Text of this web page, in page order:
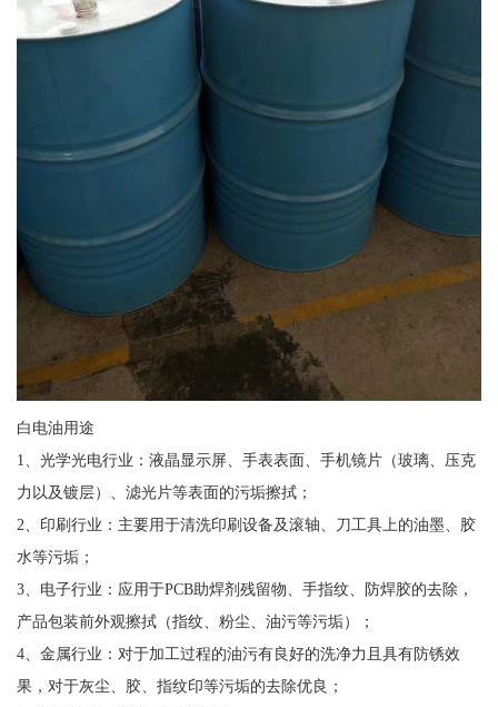
白电油用途
1、光学光电行业：液晶显示屏、手表表面、手机镜片（玻璃、压克
力以及镀层）、滤光片等表面的污垢擦拭；
2、印刷行业：主要用于清洗印刷设备及滚轴、刀工具上的油墨、胶
水等污垢；
3、电子行业：应用于PCB助焊剂残留物、手指纹、防焊胶的去除，
产品包装前外观擦拭（指纹、粉尘、油污等污垢）；
4、金属行业：对于加工过程的油污有良好的洗净力且具有防锈效
果，对于灰尘、胶、指纹印等污垢的去除优良；